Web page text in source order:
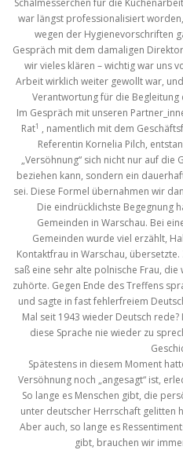
Schälmesserchen für die
war längst professionalisiert
wegen der Hygienevorschriften
Gespräch mit dem damaligen
wir vieles klären – wichtig war uns
Arbeit wirklich weiter gewollt war,
Verantwortung für die
Im Gespräch mit unseren
Rat1 , namentlich mit dem
Referentin Kornelia Pilch,
„Versöhnung“ sich nicht nur auf
beziehen kann, sondern ein
sei. Diese Formel übernahmen wir
Die eindrücklichste Begegnung
Gemeinden in Warschau. Bei
Gemeinden wurde viel erzählt,
Kontaktfrau in Warschau,
saß eine sehr alte polnische Frau,
zuhörte. Gegen Ende des Treffens
und sagte in fast fehlerfreiem
Mal seit 1943 wieder Deutsch
diese Sprache nie wieder zu
Spätestens in diesem Moment
Versöhnung noch „angesagt“ ist,
So lange es Menschen gibt, die
unter deutscher Herrschaft gelitten
Aber auch, so lange es
gibt, brauchen wir